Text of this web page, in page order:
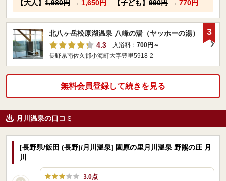
【大人】 1,980円 → 1,650円 【子ども】 990円 → 770円
北八ヶ岳松原湖温泉 八峰の湯（ヤッホーの湯）
4.3
入浴料： 700円～
長野県南佐久郡小海町大字豊里5918-2
3
無料会員登録して続きを見る
月川温泉の口コミ
[長野県/飯田 (長野)/月川温泉] 園原の里月川温泉 野熊の庄 月
川
3.0点